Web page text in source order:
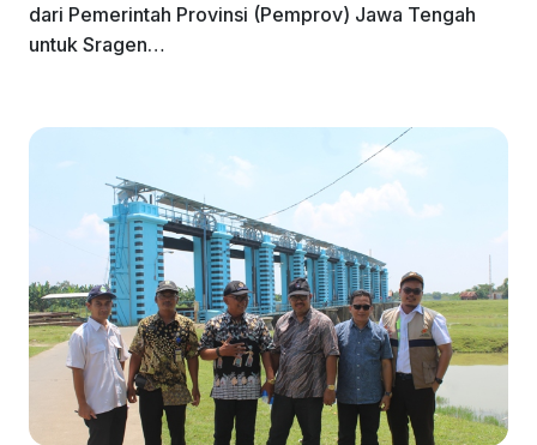
dari Pemerintah Provinsi (Pemprov) Jawa Tengah
untuk Sragen…